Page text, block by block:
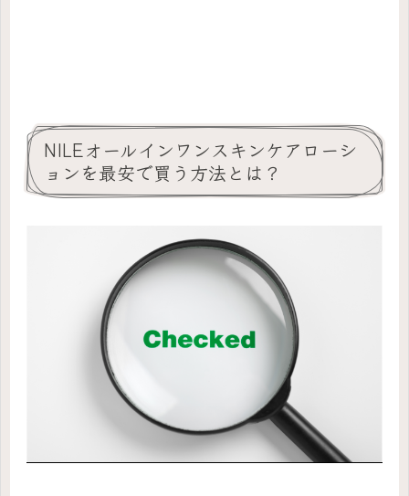
NILEオールインワンスキンケアローシ
ョンを最安で買う方法とは？